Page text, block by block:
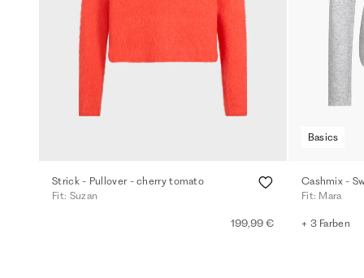
Strick - Pullover - cherry tomato
Fit: Suzan
199,99 €
Basics
Cashmix -
Fit: Mara
+ 3 Farben